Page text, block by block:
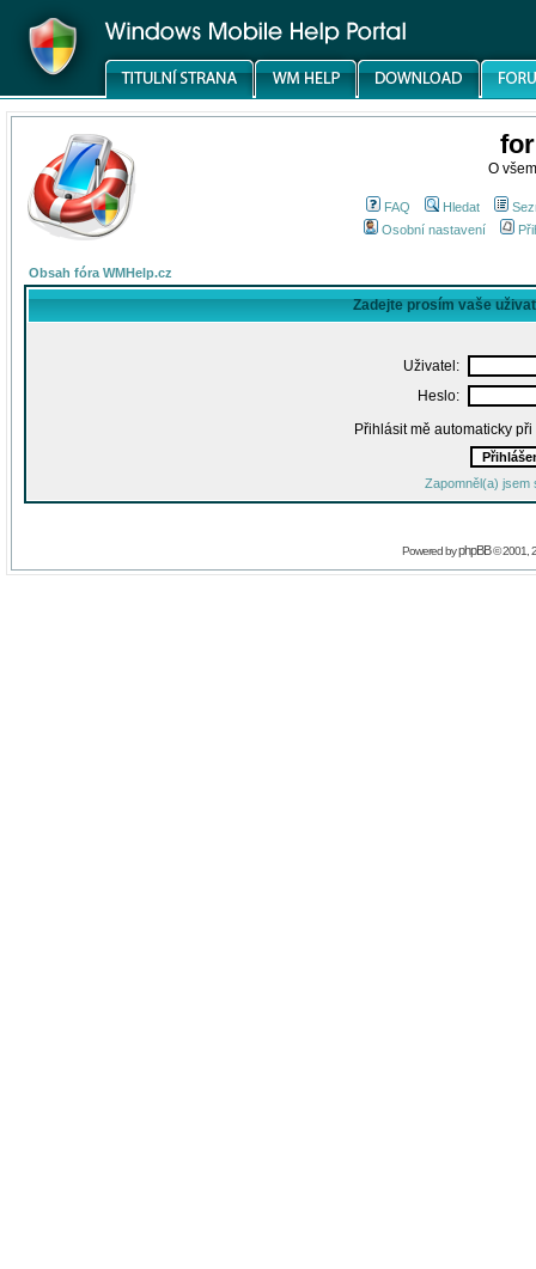
O
FAQ Hledat
Osobní nastavení
Obsah fóra WMHelp.cz
Zadejte prosím vaše
Uživatel:
Heslo:
Přihlásit mě automaticky
Zapomněl(a) jsem
Powered byphpBB© 2001,